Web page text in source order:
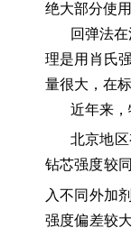
绝大部分使
回弹法
理是用肖氏
量很大，在
近年来
北京地
钻芯强度较
入不同外加
强度偏差较